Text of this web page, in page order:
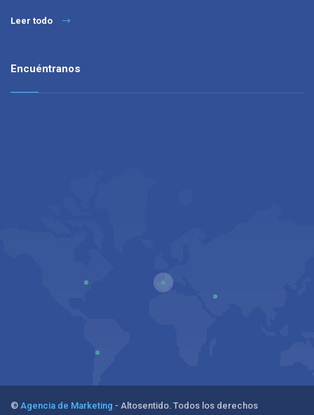
Leer todo
Encuéntranos
© Agencia de Marketing - Altosentido. Todos los derechos